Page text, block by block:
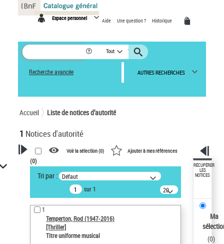
Espace personnel Aide Une question ? Historique
Tout
Recherche avancée AUTRES RECHERCHES
Accueil Liste de notices d’autorité
1 Notices d'autorité
VOTRE RECHERCHE
Recherche avancée dans les
notices d’autorité
Œuvres liées à l'auteur :
Temperton, Rod (1947-2016)
Auteur d’œuvre
Voir la sélection (0) Ajouter à mes références
(0)
Tri par : Défaut
sur 1
20
résultats/page
1
Temperton, Rod (1947-2016)
[Thriller]
Titre uniforme musical
RÉCUPÉRER
LES
NOTICES
Ma
(0)
Panneau de gestion des cookies